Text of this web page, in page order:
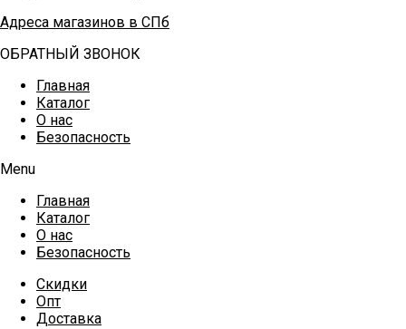
Адреса магазинов в СПб
ОБРАТНЫЙ ЗВОНОК
Главная
Каталог
О нас
Безопасность
Menu
Главная
Каталог
О нас
Безопасность
Скидки
Опт
Доставка